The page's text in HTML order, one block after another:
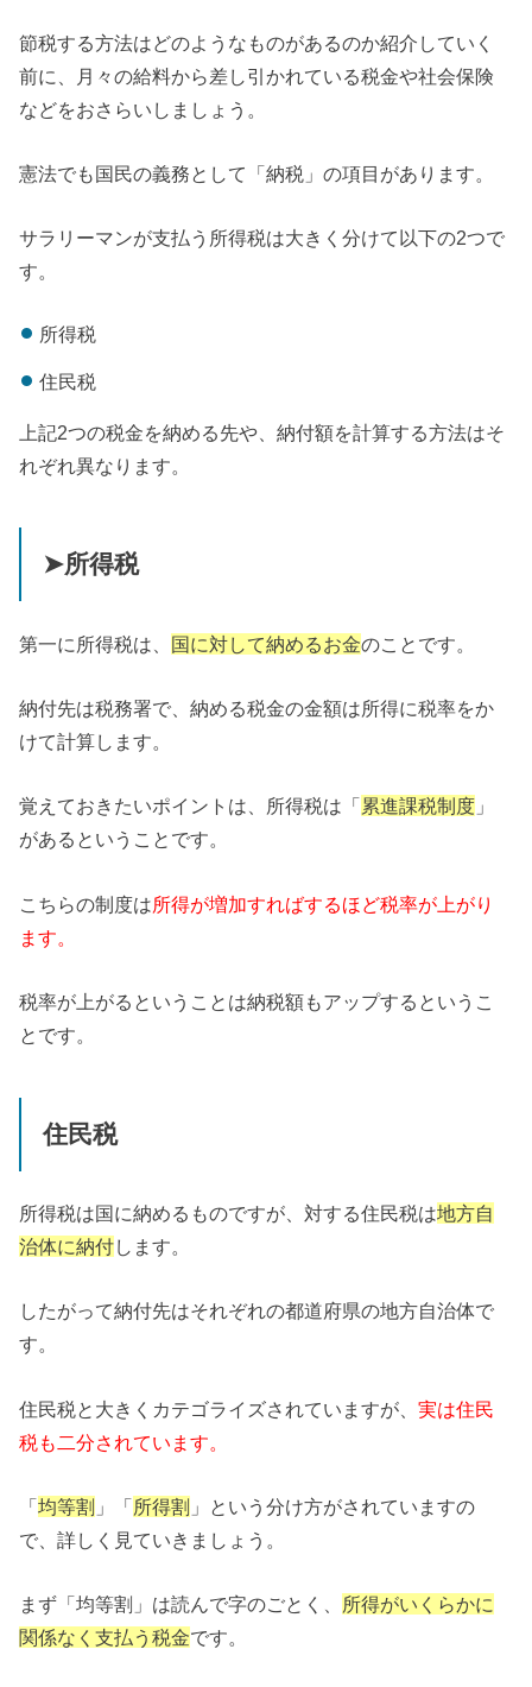
節税する方法はどのようなものがあるのか紹介していく
前に、月々の給料から差し引かれている税金や社会保険
などをおさらいしましょう。
憲法でも国民の義務として「納税」の項目があります。
サラリーマンが支払う所得税は大きく分けて以下の2つで
す。
所得税
住民税
上記2つの税金を納める先や、納付額を計算する方法はそ
れぞれ異なります。
➤所得税
第一に所得税は、 国に対して納めるお金のことです。
納付先は税務署で、納める税金の金額は所得に税率をか
けて計算します。
覚えておきたいポイントは、所得税は「 累進課税制度 」
があるということです。
こちらの制度は所得が増加すればするほど税率が上がり
ます。
税率が上がるということは納税額もアップするというこ
とです。
住民税
所得税は国に納めるものですが、対する住民税は地方自
治体に納付します。
したがって納付先はそれぞれの都道府県の地方自治体で
す。
住民税と大きくカテゴライズされていますが、実は住民
税も二分されています。
「均等割 」「所得割 」という分け方がされていますの
で、詳しく見ていきましょう。
まず「均等割」は読んで字のごとく、 所得がいくらかに
関係なく支払う税金です。